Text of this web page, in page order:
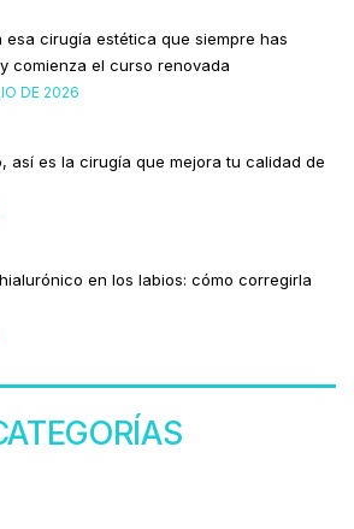
esa cirugía estética que siempre has
comienza el curso renovada
DE 2026
así es la cirugía que mejora tu calidad de
en los labios: cómo corregirla